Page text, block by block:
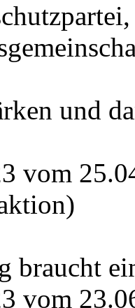
und
vom
braucht
vom